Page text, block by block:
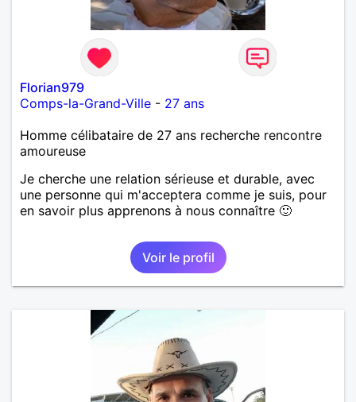
Florian979
Comps-la-Grand-Ville - 27 ans
Homme célibataire de 27 ans recherche rencontre
amoureuse
Je cherche une relation sérieuse et durable, avec
une personne qui m'acceptera comme je suis, pour
en savoir plus apprenons à nous connaître 🙂
Voir le profil